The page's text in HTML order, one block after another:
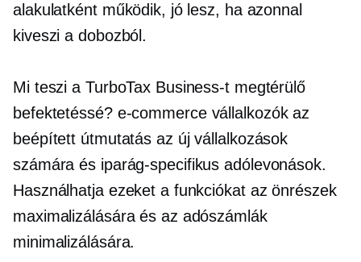
alakulatként működik, jó lesz, ha azonnal
kiveszi a dobozból.
Mi teszi a TurboTax Business-t megtérülő
befektetéssé? e-commercevállalkozók az
beépített útmutatás az új vállalkozások
számára és iparág-specifikus adólevonások.
Használhatja ezeket a funkciókat az önrészek
maximalizálására és az adószámlák
minimalizálására.